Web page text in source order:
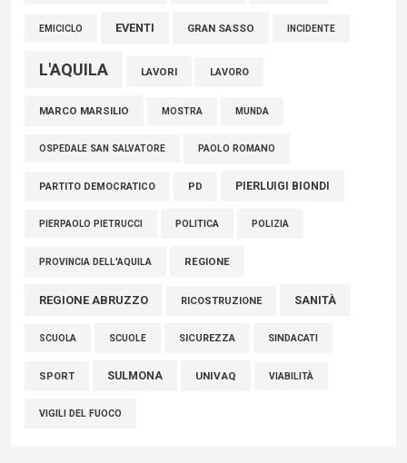
EMICICLO EVENTI GRAN SASSO INCIDENTE
L'AQUILA LAVORI LAVORO
MARCO MARSILIO MOSTRA MUNDA
OSPEDALE SAN SALVATORE PAOLO ROMANO
PARTITO DEMOCRATICO PD PIERLUIGI BIONDI
PIERPAOLO PIETRUCCI POLITICA POLIZIA
PROVINCIA DELL'AQUILA REGIONE
REGIONE ABRUZZO RICOSTRUZIONE SANITÀ
SCUOLA SCUOLE SICUREZZA SINDACATI
SPORT SULMONA UNIVAQ VIABILITÀ
VIGILI DEL FUOCO